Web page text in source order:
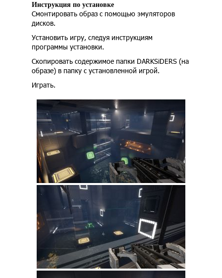
Инструкция по установке
Смонтировать образ с помощью эмуляторов
дисков.
Установить игру, следуя инструкциям
программы установки.
Скопировать содержимое папки DARKSiDERS (на
образе) в папку с установленной игрой.
Играть.